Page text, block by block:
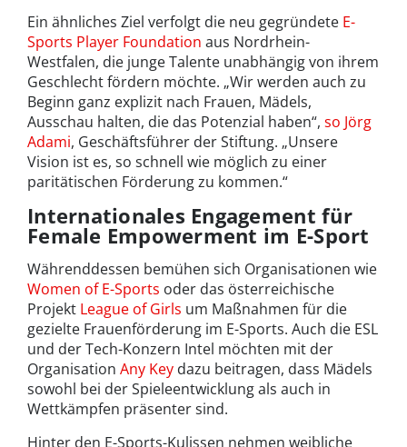
Ein ähnliches Ziel verfolgt die neu gegründete E-
Sports Player Foundation aus Nordrhein-
Westfalen, die junge Talente unabhängig von ihrem
Geschlecht fördern möchte. „Wir werden auch zu
Beginn ganz explizit nach Frauen, Mädels,
Ausschau halten, die das Potenzial haben“, so Jörg
Adami, Geschäftsführer der Stiftung. „Unsere
Vision ist es, so schnell wie möglich zu einer
paritätischen Förderung zu kommen.“
Internationales Engagement für
Female Empowerment im E-Sport
Währenddessen bemühen sich Organisationen wie
Women of E-Sports oder das österreichische
Projekt League of Girls um Maßnahmen für die
gezielte Frauenförderung im E-Sports. Auch die ESL
und der Tech-Konzern Intel möchten mit der
Organisation Any Key dazu beitragen, dass Mädels
sowohl bei der Spieleentwicklung als auch in
Wettkämpfen präsenter sind.
Hinter den E-Sports-Kulissen nehmen weibliche